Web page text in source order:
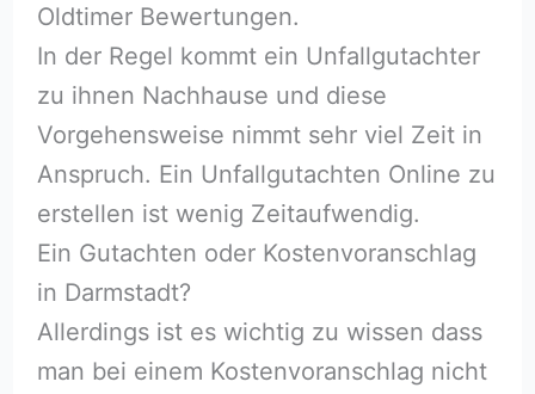
Oldtimer Bewertungen.
In der Regel kommt ein Unfallgutachter
zu ihnen Nachhause und diese
Vorgehensweise nimmt sehr viel Zeit in
Anspruch. Ein Unfallgutachten Online zu
erstellen ist wenig Zeitaufwendig.
Ein Gutachten oder Kostenvoranschlag
in Darmstadt?
Allerdings ist es wichtig zu wissen dass
man bei einem Kostenvoranschlag nicht